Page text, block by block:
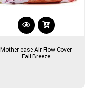
Mother ease Air Flow Cover
Fall Breeze